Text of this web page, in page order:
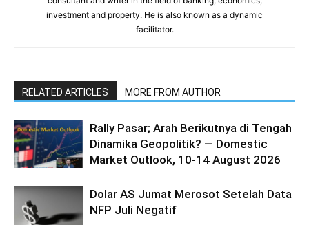
investment and property. He is also known as a dynamic
facilitator.
RELATED ARTICLES MORE FROM AUTHOR
Rally Pasar; Arah Berikutnya di Tengah
Dinamika Geopolitik? — Domestic
Market Outlook, 10-14 August 2026
Dolar AS Jumat Merosot Setelah Data
NFP Juli Negatif